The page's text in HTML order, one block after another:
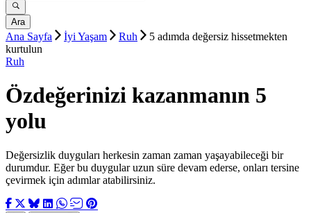
Ara
Ana Sayfa İyi Yaşam Ruh
5 adımda değersiz hissetmekten
kurtulun
Ruh
Özdeğerinizi kazanmanın 5
yolu
Değersizlik duyguları herkesin zaman zaman yaşayabileceği bir
durumdur. Eğer bu duygular uzun süre devam ederse, onları tersine
çevirmek için adımlar atabilirsiniz.